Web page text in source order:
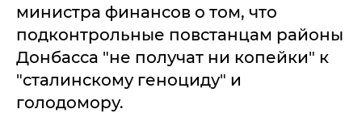
министра финансов о том, что
подконтрольные повстанцам районы
Донбасса "не получат ни копейки" к
"сталинскому геноциду" и
голодомору.